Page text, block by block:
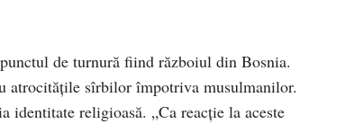
de turnură fiind războiul din Bosnia.
atrocităţile sîrbilor împotriva musulmanilor.
religioasă. „Ca reacţie la aceste